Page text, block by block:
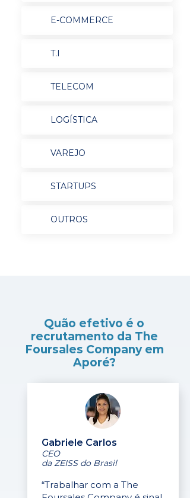
E-COMMERCE
T.I
TELECOM
LOGÍSTICA
VAREJO
STARTUPS
OUTROS
Quão efetivo é o
recrutamento da The
Foursales Company em
Aporé?
Gabriele Carlos
CEO
da ZEISS do Brasil
“Trabalhar com a The